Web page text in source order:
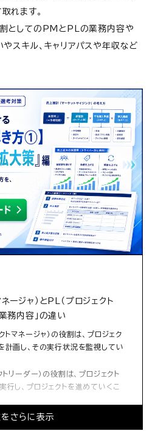
れます。
としてのPMとPLの業務内容や
スキル、キャリアパスや年収など
をさらに表示
ージャ）とPL（プロジェクト
務内容」の違い
トマネージャ）の役割は、プロジェク
計画し、その実行状況を監視してい
トリーダー）の役割は、プロジェクト
行し、プロジェクトを進めていくこ